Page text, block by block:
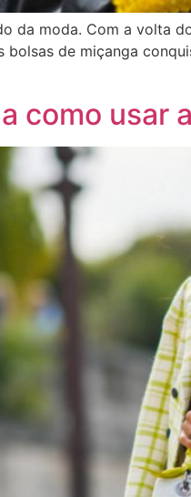
da moda. Com a volta
bolsas de miçanga
como usar